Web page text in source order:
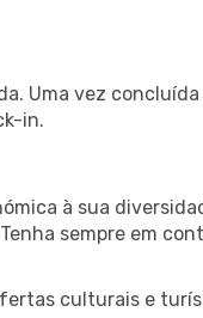
Uma vez
in.
à sua
sempre em
culturais e